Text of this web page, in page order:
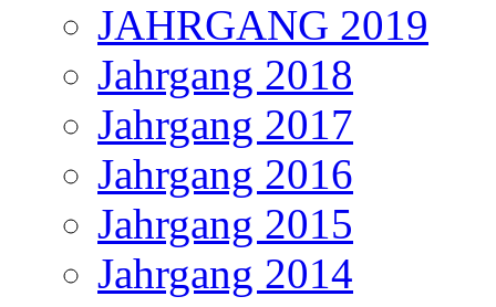
JAHRGANG 2019
Jahrgang 2018
Jahrgang 2017
Jahrgang 2016
Jahrgang 2015
Jahrgang 2014